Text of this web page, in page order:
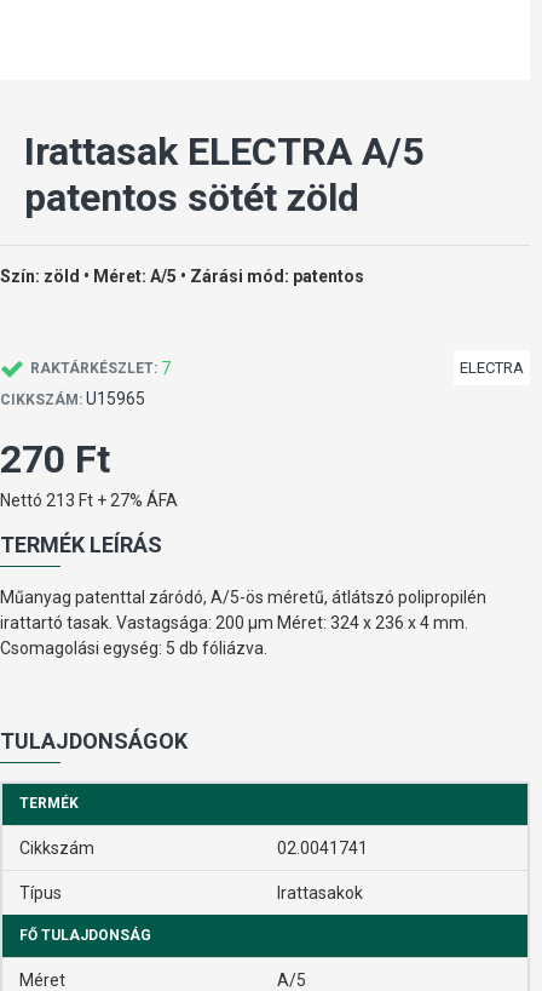
Irattasak ELECTRA A/5
patentos sötét zöld
Szín: zöld • Méret: A/5 • Zárási mód: patentos
RAKTÁRKÉSZLET: 7
CIKKSZÁM: U15965
ELECTRA
270 Ft
Nettó 213 Ft + 27% ÁFA
TERMÉK LEÍRÁS
Műanyag patenttal záródó, A/5-ös méretű, átlátszó polipropilén
irattartó tasak. Vastagsága: 200 µm Méret: 324 x 236 x 4 mm.
Csomagolási egység: 5 db fóliázva.
TULAJDONSÁGOK
TERMÉK
Cikkszám 02.0041741
Típus Irattasakok
FŐ TULAJDONSÁG
Méret A/5